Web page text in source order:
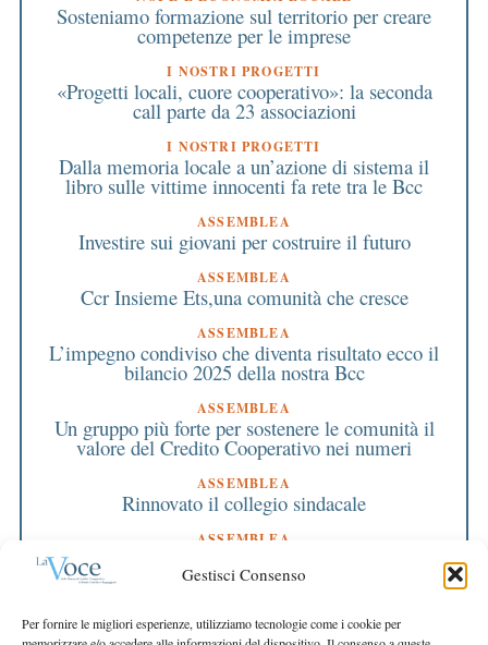
Gestisci Consenso
Per fornire le migliori esperienze, utilizziamo tecnologie come i cookie per
Sosteniamo formazione sul territorio per creare
competenze per le imprese
I NOSTRI PROGETTI
«Progetti locali, cuore cooperativo»: la seconda
call parte da 23 associazioni
I NOSTRI PROGETTI
Dalla memoria locale a un’azione di sistema il
libro sulle vittime innocenti fa rete tra le Bcc
ASSEMBLEA
Investire sui giovani per costruire il futuro
ASSEMBLEA
Ccr Insieme Ets,una comunità che cresce
ASSEMBLEA
L’impegno condiviso che diventa risultato ecco il
bilancio 2025 della nostra Bcc
ASSEMBLEA
Un gruppo più forte per sostenere le comunità il
valore del Credito Cooperativo nei numeri
ASSEMBLEA
Rinnovato il collegio sindacale
ASSEMBLEA
Bilancio approvato all’unanimità e 2 milioni
destinati al territorio
EDITORIALE DIRETTORE
Crescere restando riconoscibili